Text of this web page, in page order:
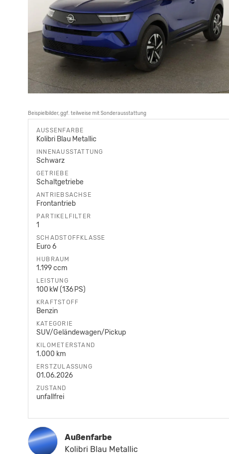
Beispielbilder, ggf. teilweise mit Sonderausstattung
AUSSENFARBE
Kolibri Blau Metallic
INNENAUSSTATTUNG
Schwarz
GETRIEBE
Schaltgetriebe
ANTRIEBSACHSE
Frontantrieb
PARTIKELFILTER
1
SCHADSTOFFKLASSE
Euro 6
HUBRAUM
1.199 ccm
LEISTUNG
100 kW (136 PS)
KRAFTSTOFF
Benzin
KATEGORIE
SUV/Geländewagen/Pickup
KILOMETERSTAND
1.000 km
ERSTZULASSUNG
01.06.2026
ZUSTAND
unfallfrei
Außenfarbe
Kolibri Blau Metallic